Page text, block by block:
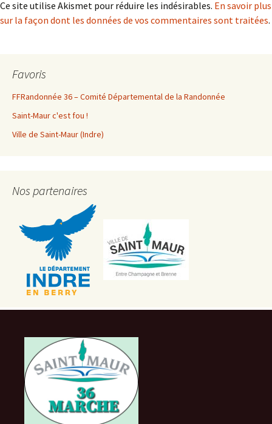
Ce site utilise Akismet pour réduire les indésirables. En savoir plus
sur la façon dont les données de vos commentaires sont traitées.
Favoris
FFRandonnée 36 – Comité Départemental de la Randonnée
Saint-Maur c'est fou !
Ville de Saint-Maur (Indre)
Nos partenaires